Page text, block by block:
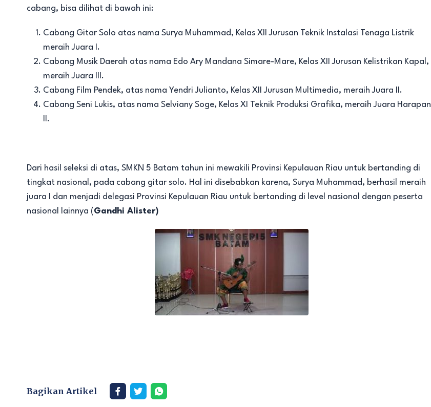
cabang, bisa dilihat di bawah ini:
Cabang Gitar Solo atas nama Surya Muhammad, Kelas XII Jurusan Teknik Instalasi Tenaga Listrik
meraih Juara I.
Cabang Musik Daerah atas nama Edo Ary Mandana Simare-Mare, Kelas XII Jurusan Kelistrikan Kapal,
meraih Juara III.
Cabang Film Pendek, atas nama Yendri Julianto, Kelas XII Jurusan Multimedia, meraih Juara II.
Cabang Seni Lukis, atas nama Selviany Soge, Kelas XI Teknik Produksi Grafika, meraih Juara Harapan
II.
Dari hasil seleksi di atas, SMKN 5 Batam tahun ini mewakili Provinsi Kepulauan Riau untuk bertanding di
tingkat nasional, pada cabang gitar solo. Hal ini disebabkan karena, Surya Muhammad, berhasil meraih
juara I dan menjadi delegasi Provinsi Kepulauan Riau untuk bertanding di level nasional dengan peserta
nasional lainnya (Gandhi Alister)
Bagikan Artikel